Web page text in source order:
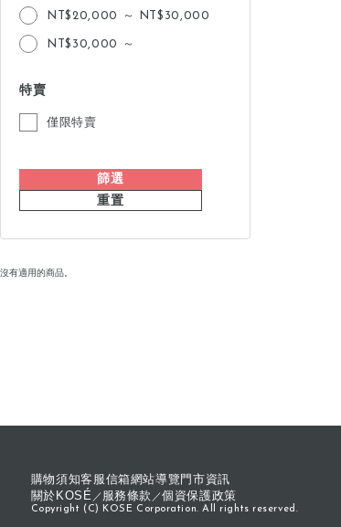
NT$20,000 ～ NT$30,000
NT$30,000 ～
特賣
僅限特賣
篩選
重置
沒有適用的商品。
購物須知客服信箱網站導覽 門市資訊
關於KOSÉ
服務條款 個資保護政策
Copyright (C) KOSE Corporation. All rights reserved.